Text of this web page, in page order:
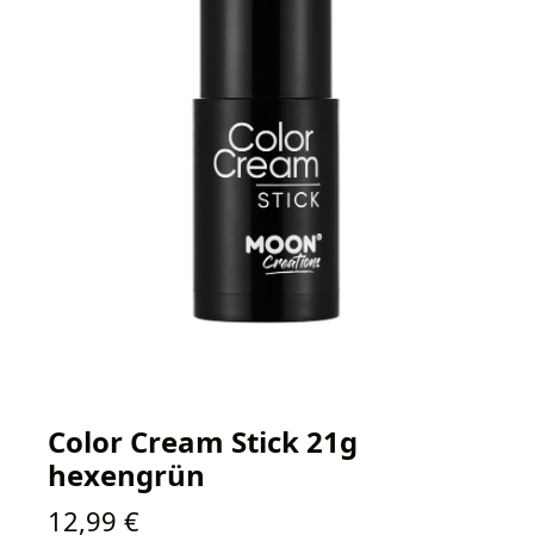
Color Cream Stick 21g
hexengrün
Regulärer Preis:
12,99 €